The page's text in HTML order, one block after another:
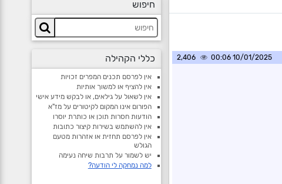
10/01/2025 00:06
2,406
חיפוש
כללי הקהילה
אין לפרסם תכנים המפרים זכויות
אין להציף או למשוך אותיות
אין לשאול על גילאים, או לבקש מידע אישי
הפורום אינו המקום לקיטורים על מז"א
הודעות חסרות תוכן או כותרת יוסרו
אין להשתמש בשירות קיצור כתובות
אין לפרסם תחזית או אזהרות מטעם
הגולש
יש לשמור על תרבות שיחה נעימה
למה נמחקה לי הודעה?